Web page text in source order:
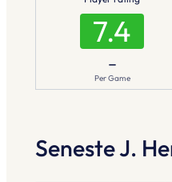
7.4
–
Per Game
Seneste J.